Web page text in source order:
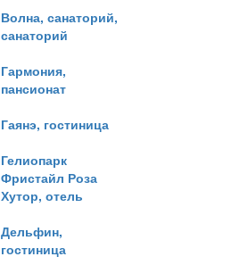
Волна, санаторий,
санаторий
Гармония,
пансионат
Гаянэ, гостиница
Гелиопарк
Фристайл Роза
Хутор, отель
Дельфин,
гостиница